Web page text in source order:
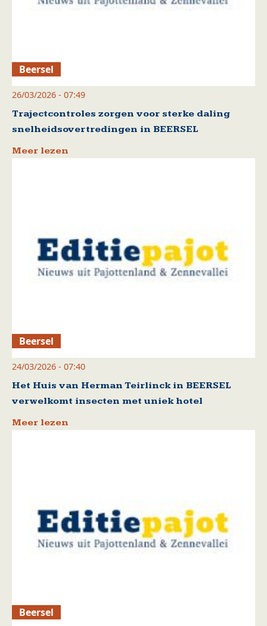
Beersel
26/03/2026 - 07:49
Trajectcontroles zorgen voor sterke daling
snelheidsovertredingen in BEERSEL
Meer lezen
Beersel
24/03/2026 - 07:40
Het Huis van Herman Teirlinck in BEERSEL
verwelkomt insecten met uniek hotel
Meer lezen
Beersel